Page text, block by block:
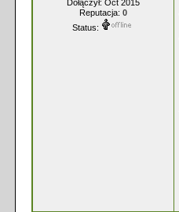
Dołączył: Oct 2015
Reputacja: 0
Status: